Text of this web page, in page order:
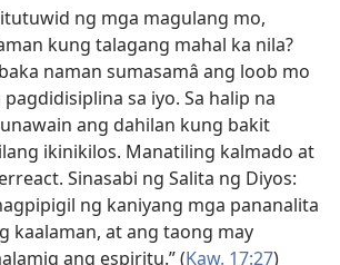
ng mga magulang mo,
kung talagang mahal ka nila?
naman sumasamâ ang loob mo
pagdidisiplina sa iyo. Sa halip na
ang dahilan kung bakit
ikinikilos. Manatiling kalmado at
Sinasabi ng Salita ng Diyos:
ng kaniyang mga pananalita
kaalaman, at ang taong may
ang espiritu.” (Kaw. 17:27)